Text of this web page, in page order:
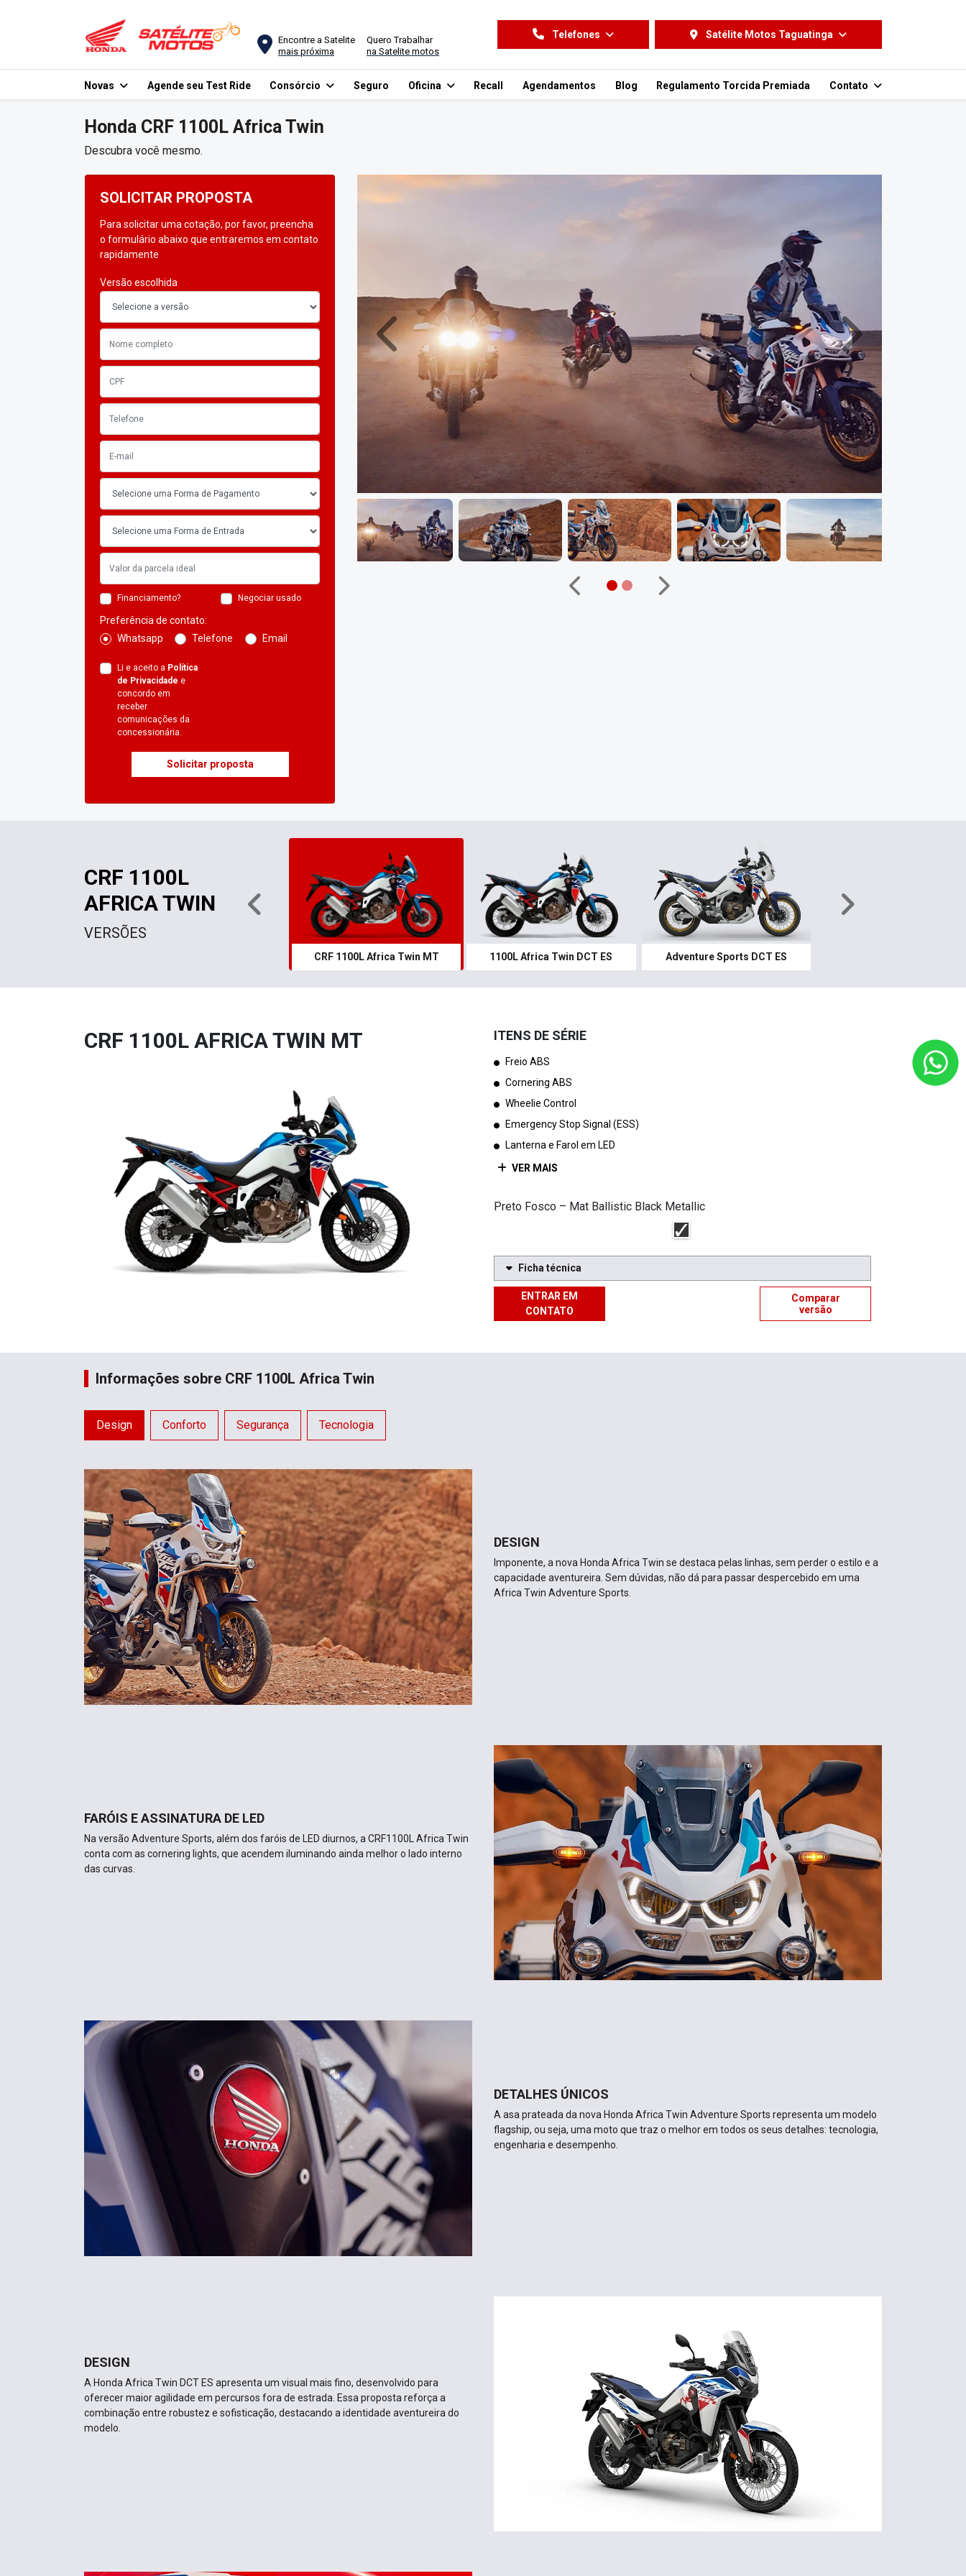
Encontre a Satelite
mais próxima
Quero Trabalhar
na Satelite motos
Telefones Satélite Motos Taguatinga
Novas Agende seu Test Ride Consórcio Seguro Oficina Recall Agendamentos Blog Regulamento Torcida Premiada Contato
Honda CRF 1100L Africa Twin
Descubra você mesmo.
SOLICITAR PROPOSTA
Para solicitar uma cotação, por favor, preencha
o formulário abaixo que entraremos em contato
rapidamente
Versão escolhida
Financiamento? Negociar usado
Preferência de contato:
Whatsapp
Telefone Email
Li e aceito a Política
de Privacidade e
concordo em
receber
comunicações da
concessionária.
Solicitar proposta
Anterior Próximo
Anterior Próximo
CRF 1100L
AFRICA TWIN
VERSÕES
CRF 1100L Africa Twin MT 1100L Africa Twin DCT ES Adventure Sports DCT ES
Anterior Próximo
CRF 1100L AFRICA TWIN MT ITENS DE SÉRIE
Freio ABS
Cornering ABS
Wheelie Control
Emergency Stop Signal (ESS)
Lanterna e Farol em LED
VER MAIS
Preto Fosco – Mat Ballistic Black Metallic
Ficha técnica
ENTRAR EM
CONTATO
Comparar
versão
Informações sobre CRF 1100L Africa Twin
Design Conforto Segurança Tecnologia
DESIGN
Imponente, a nova Honda Africa Twin se destaca pelas linhas, sem perder o estilo e a
capacidade aventureira. Sem dúvidas, não dá para passar despercebido em uma
Africa Twin Adventure Sports.
FARÓIS E ASSINATURA DE LED
Na versão Adventure Sports, além dos faróis de LED diurnos, a CRF1100L Africa Twin
conta com as cornering lights, que acendem iluminando ainda melhor o lado interno
das curvas.
DETALHES ÚNICOS
A asa prateada da nova Honda Africa Twin Adventure Sports representa um modelo
flagship, ou seja, uma moto que traz o melhor em todos os seus detalhes: tecnologia,
engenharia e desempenho.
DESIGN
A Honda Africa Twin DCT ES apresenta um visual mais fino, desenvolvido para
oferecer maior agilidade em percursos fora de estrada. Essa proposta reforça a
combinação entre robustez e sofisticação, destacando a identidade aventureira do
modelo.